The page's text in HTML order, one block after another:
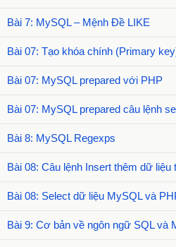
Bài 7: MySQL – Mệnh Đề LIKE
Bài 07: Tạo khóa chính (Primary
Bài 07: MySQL prepared với PHP
Bài 07: MySQL prepared câu lệnh
Bài 8: MySQL Regexps
Bài 08: Câu lệnh Insert thêm dữ liệu
Bài 08: Select dữ liệu MySQL và
Bài 9: Cơ bản về ngôn ngữ SQL và